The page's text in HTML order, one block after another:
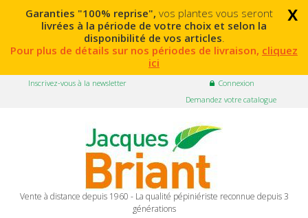
x
Garanties "100% reprise", vos plantes vous seront
livrées à la période de votre choix et selon la
disponibilité de vos articles.
Pour plus de détails sur nos périodes de livraison, cliquez
ici
Connexion
Inscrivez-vous à la newsletter
Demandez votre catalogue
Vente à distance depuis 1960 - La qualité pépiniériste reconnue depuis 3
générations